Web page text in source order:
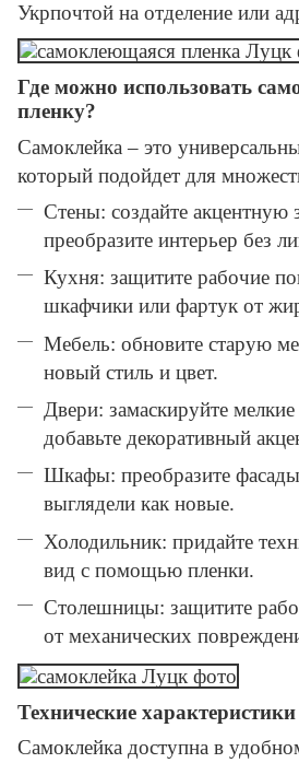
Укрпочтой на отделение или
Где можно использовать
пленку?
Самоклейка – это
который подойдет для
Стены: создайте акцентную
преобразите интерьер без
Кухня: защитите рабочие
шкафчики или фартук от
Мебель: обновите старую
новый стиль и цвет.
Двери: замаскируйте
добавьте декоративный
Шкафы: преобразите
выглядели как новые.
Холодильник: придайте
вид с помощью пленки.
Столешницы: защитите
от механических
Технические
Самоклейка доступна в